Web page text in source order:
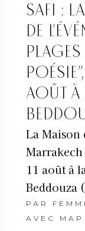
SAFI :
DE
AOÛT À
La Maison
11 août à
Beddouza
PAR
AVEC MAP